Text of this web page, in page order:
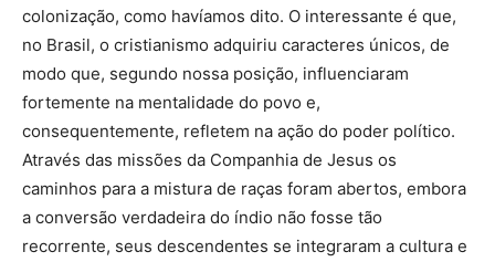
colonização, como havíamos dito. O interessante é que,
no Brasil, o cristianismo adquiriu caracteres únicos, de
modo que, segundo nossa posição, influenciaram
fortemente na mentalidade do povo e,
consequentemente, refletem na ação do poder político.
Através das missões da Companhia de Jesus os
caminhos para a mistura de raças foram abertos, embora
a conversão verdadeira do índio não fosse tão
recorrente, seus descendentes se integraram a cultura e